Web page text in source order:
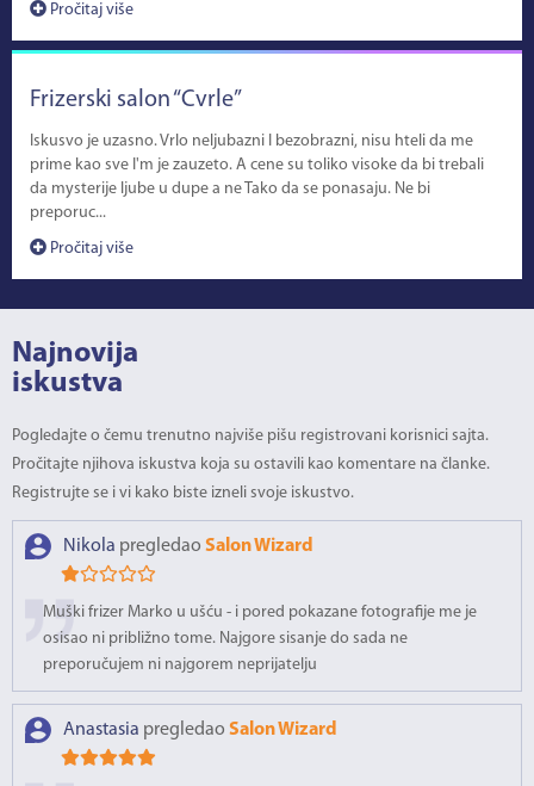
Pročitaj više
Frizerski salon “Cvrle”
Iskusvo je uzasno. Vrlo neljubazni I bezobrazni, nisu hteli da me
prime kao sve I'm je zauzeto. A cene su toliko visoke da bi trebali
da mysterije ljube u dupe a ne Tako da se ponasaju. Ne bi
preporuc...
Pročitaj više
Najnovija
iskustva
Pogledajte o čemu trenutno najviše pišu registrovani korisnici sajta.
Pročitajte njihova iskustva koja su ostavili kao komentare na članke.
Registrujte se i vi kako biste izneli svoje iskustvo.
Nikola pregledao Salon Wizard
Muški frizer Marko u ušću - i pored pokazane fotografije me je
osisao ni približno tome. Najgore sisanje do sada ne
preporučujem ni najgorem neprijatelju
Anastasia pregledao Salon Wizard